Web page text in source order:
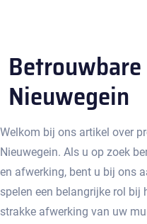
Nieuwegein
Welkom bij ons artikel over
Nieuwegein.​ Als u op zoek
en afwerking, bent u bij ons
spelen een belangrijke rol bij
strakke afwerking van uw